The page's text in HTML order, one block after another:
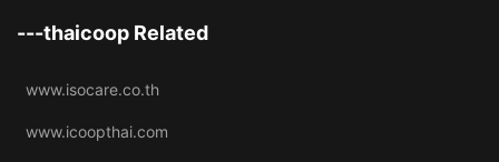
---thaicoop Related
www.isocare.co.th
www.icoopthai.com